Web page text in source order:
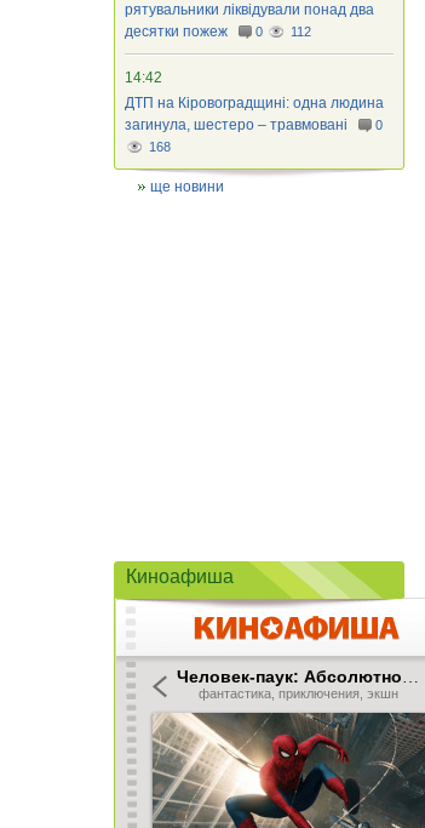
рятувальники ліквідували понад два
десятки пожеж
0 112
14:42
ДТП на Кіровоградщині: одна людина
загинула, шестеро – травмовані
0
168
ще новини
Киноафиша